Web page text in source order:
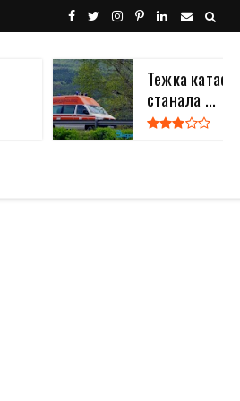
Тежка
станала ...